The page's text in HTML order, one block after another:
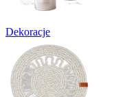
Dekoracje